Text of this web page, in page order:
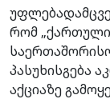
რომ
პასუხისგება
აქციაზე